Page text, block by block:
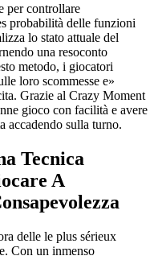
per controllare
probabilità delle funzioni
lo stato attuale del
una resoconto
metodo, i giocatori
loro scommesse e»
Grazie al Crazy Moment
gioco con facilità e avere
accadendo sulla turno.
Tecnica
A
delle le plus sérieux
Con un inmenso